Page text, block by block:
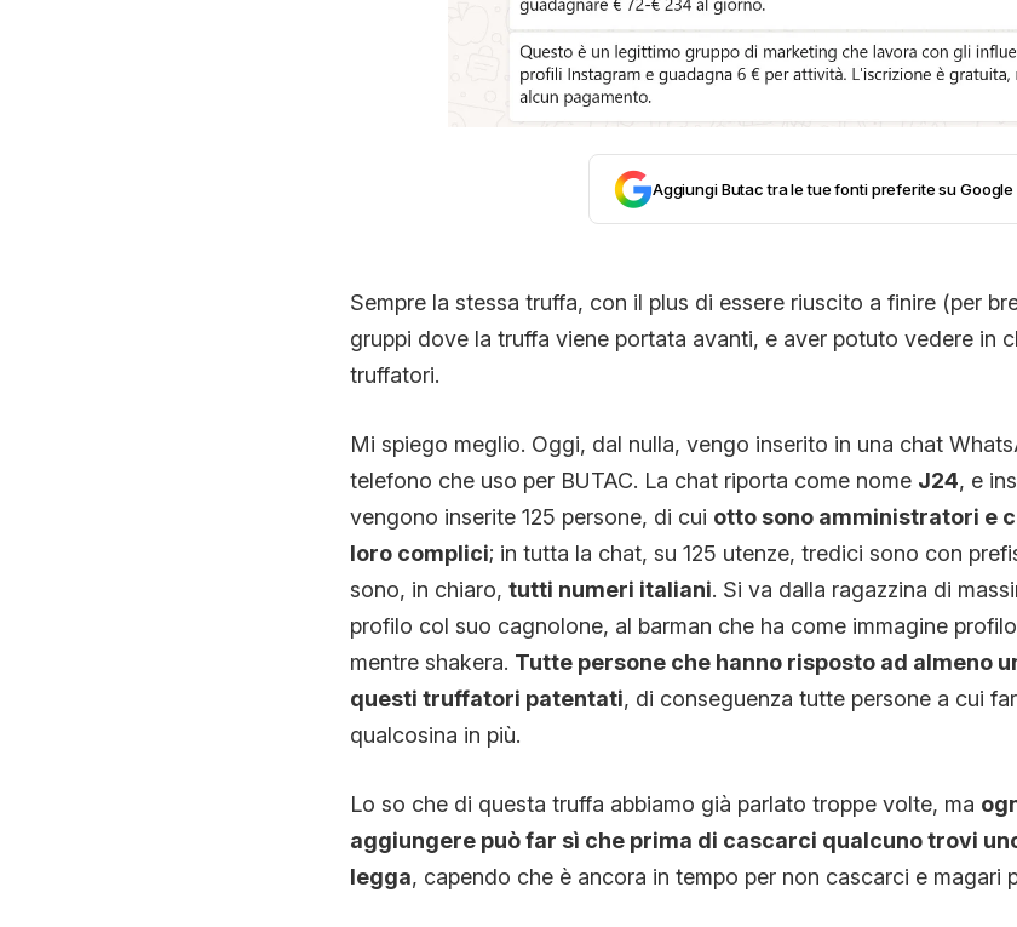
STORIA E CITAZIONI
INTRATTENIMENTO
COMPLOTTI, LEGGENDE URBANE ED
EDITORIALI
CLIMA ED ENERGIA
CONTATTI
CHI SIAMO
Aggiungi Butac tra le tue fonti preferite su Google
Sempre la stessa truffa, con il plus di essere riuscito a finire (per
gruppi dove la truffa viene portata avanti, e aver potuto vedere in
truffatori.
Mi spiego meglio. Oggi, dal nulla, vengo inserito in una chat
telefono che uso per BUTAC. La chat riporta come nome J24, e
vengono inserite 125 persone, di cui otto sono amministratori e
loro complici; in tutta la chat, su 125 utenze, tredici sono con
sono, in chiaro, tutti numeri italiani. Si va dalla ragazzina di
profilo col suo cagnolone, al barman che ha come immagine
mentre shakera. Tutte persone che hanno risposto ad almeno
questi truffatori patentati, di conseguenza tutte persone a cui
qualcosina in più.
Lo so che di questa truffa abbiamo già parlato troppe volte, ma
aggiungere può far sì che prima di cascarci qualcuno trovi
legga, capendo che è ancora in tempo per non cascarci e magari